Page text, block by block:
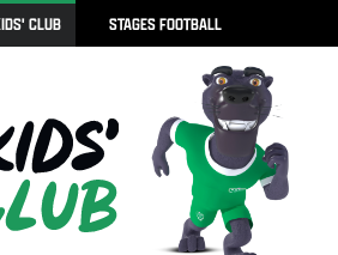
CLUB STAGES FOOTBALL